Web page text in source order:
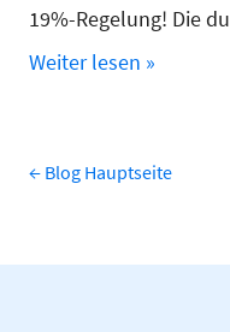
19%-Regelung! Die
Weiter lesen »
← Blog Hauptseite